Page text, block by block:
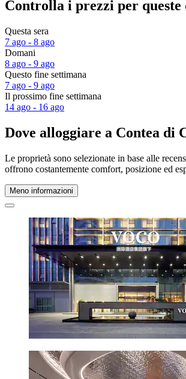
Controlla i prezzi per queste
Questa sera
7 ago - 8 ago
Domani
8 ago - 9 ago
Questo fine settimana
7 ago - 9 ago
Il prossimo fine settimana
14 ago - 16 ago
Dove alloggiare a Contea di
Le proprietà sono selezionate in base alle
offrono costantemente comfort, posizione ed
Meno informazioni